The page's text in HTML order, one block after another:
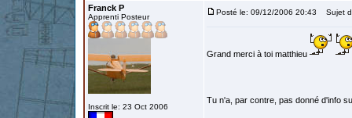
Franck P
Apprenti Posteur
Inscrit le: 23 Oct 2006
Posté le: 09/12/2006 20:43 Sujet
Grand merci à toi matthieu
Tu n'a, par contre, pas donné d'info